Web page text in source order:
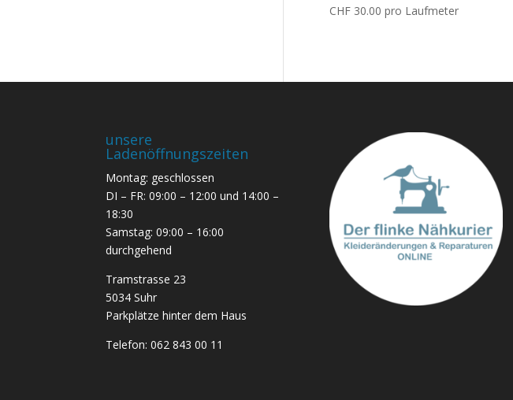
CHF30.00 pro Laufmeter
unsere
Ladenöffnungszeiten
Montag: geschlossen
DI – FR: 09:00 – 12:00 und 14:00 –
18:30
Samstag: 09:00 – 16:00
durchgehend
Tramstrasse 23
5034 Suhr
Parkplätze hinter dem Haus
Telefon:062 843 00 11